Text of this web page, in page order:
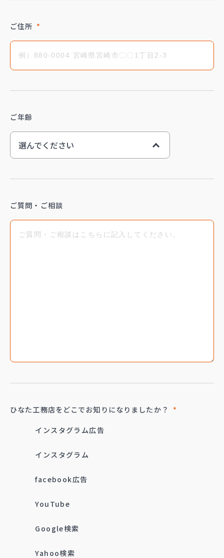
ご住所 *
ご年齢
選んでください
30代
40代
ご質問・ご相談
ひなた工務店を どこでお知りになりましたか？ *
インスタグラム広告
インスタグラム
facebook広告
YouTube
Google検索
Yahoo検索